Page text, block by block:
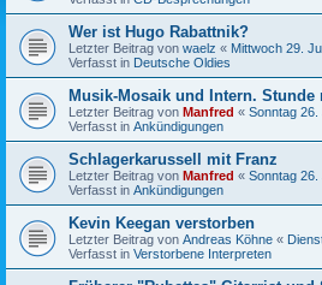
Wer ist Hugo Rabattnik?
Letzter Beitrag von waelz « Mittwoch 29.
Verfasst in Deutsche Oldies
Musik-Mosaik und Intern. Stunde
Letzter Beitrag von Manfred « Sonntag 26.
Verfasst in Ankündigungen
Schlagerkarussell mit Franz
Letzter Beitrag von Manfred « Sonntag 26.
Verfasst in Ankündigungen
Kevin Keegan verstorben
Letzter Beitrag von Andreas Köhne «
Verfasst in Verstorbene Interpreten